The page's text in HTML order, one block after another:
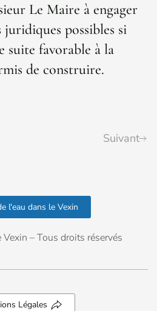
Le Maire à engager
possibles si
suite favorable à la
de construire.
Suivant
l'eau dans le Vexin
– Tous droits réservés
Légales